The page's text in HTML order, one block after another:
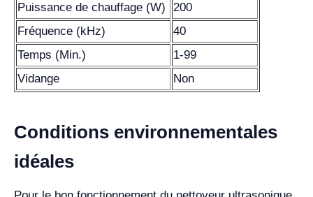
Puissance de chauffage (W)
200
Fréquence (kHz)
40
Temps (Min.)
1-99
Vidange
Non
Conditions environnementales
idéales